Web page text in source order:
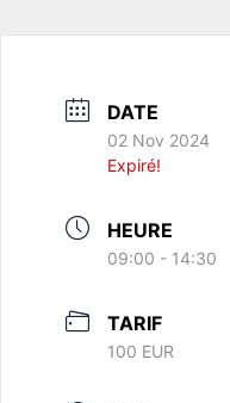
DATE
02 Nov 2024
Expiré!
HEURE
09:00 - 14:30
TARIF
100 EUR